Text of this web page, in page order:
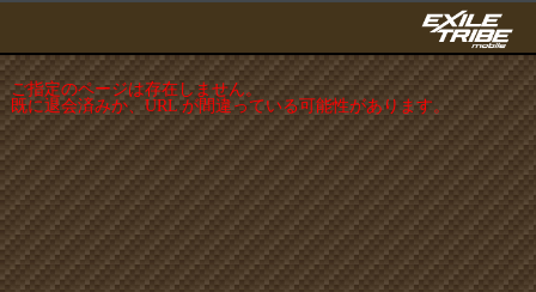
ご指定のページは存在しません。
既に退会済みか、URL が間違っている可能性があります。